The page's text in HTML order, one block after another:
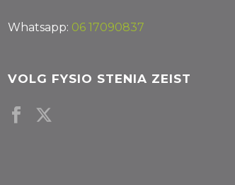
Whatsapp: 06 17090837
VOLG FYSIO STENIA ZEIST